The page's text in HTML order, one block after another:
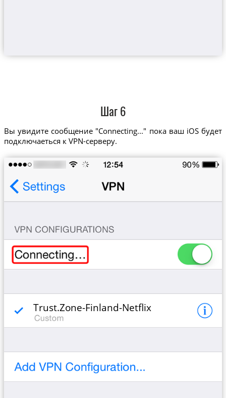
Шаг 6
Вы увидите сообщение "Connecting..." пока ваш iOS будет
подключаеться к VPN-серверу.
Trust.Zone-Finland-Netflix